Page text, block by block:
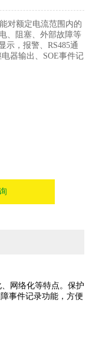
对额定电流范围内的
、阻塞、外部故障等
示，报警、RS485通
器输出、SOE事件记
网络化等特点。保护
事件记录功能，方便